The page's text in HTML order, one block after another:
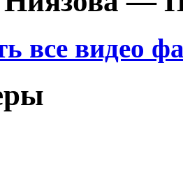
все видео